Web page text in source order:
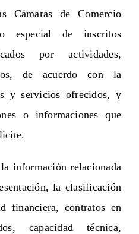
Cámaras de Comercio
especial de inscritos
por actividades,
de acuerdo con la
y servicios ofrecidos, y
o informaciones que
información relacionada
la clasificación
financiera, contratos en
capacidad técnica,